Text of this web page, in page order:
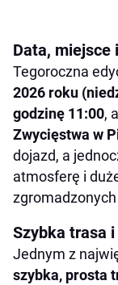
Data, miejsce
Tegoroczna
2026 roku
godzinę 11:00,
Zwycięstwa w
dojazd, a
atmosferę i
zgromadzonych
Szybka trasa
Jednym z
szybka, prosta